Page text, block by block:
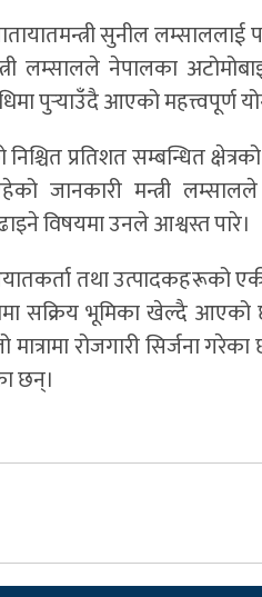
सुनील लम्साललाई
नेपालका
पुर्‍याउँदै आएको महत्त्वपूर्ण
प्रतिशत सम्बन्धित
मन्त्री लम्सालले
विषयमा उनले आश्वस्त पारे।
तथा उत्पादकहरूको
सक्रिय भूमिका खेल्दै
रोजगारी सिर्जना
छन्।